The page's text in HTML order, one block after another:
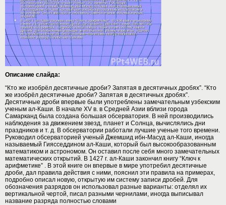
Описание слайда:
“Кто же изобрёл десятичные дроби? Запятая в десятичных дробях”. “Кто
же изобрёл десятичные дроби? Запятая в десятичных дробях”.
Десятичные дроби впервые были употреблены замечательным узбекским
ученым ал-Каши. В начале ХV в. в Средней Азии вблизи города
Самарканд была создана большая обсерватория. В ней производились
наблюдения за движением звезд, планет и Солнца, вычислялись дни
праздников и т. д. В обсерватории работали лучшие ученые того времени.
Руководил обсерваторией ученый Джемшид ибн-Масуд ал-Каши, иногда
называемый Гиясседдином ал-Каши, который был высокообразованным
математиком и астрономом. Он оставил после себя много замечательных
математических открытий. В 1427 г. ал-Каши закончил книгу “Ключ к
арифметике” . В этой книге он впервые в мире употребил десятичные
дроби, дал правила действия с ними, пояснил эти правила на примерах,
подробно описал новую, открытую им систему записи дробей. Для
обозначения разрядов он использовал разные варианты: отделял их
вертикальной чертой, писал разными чернилами, иногда выписывал
название разряда полностью словами